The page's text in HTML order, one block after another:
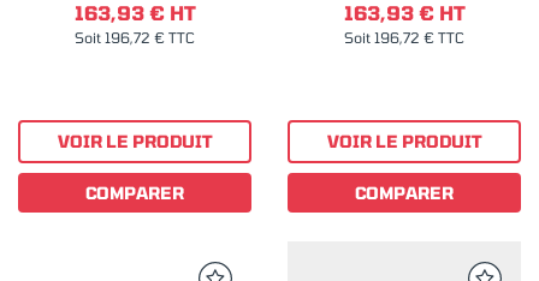
163,93 € HT
Soit 196,72 € TTC
VOIR LE PRODUIT
COMPARER
163,93 € HT
Soit 196,72 € TTC
VOIR LE PRODUIT
COMPARER